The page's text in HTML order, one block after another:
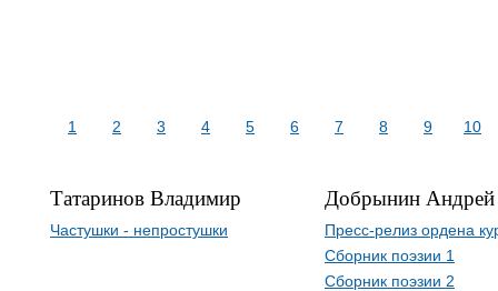
1 2 3 4 5 6 7 8 9 10
Татаринов Владимир
Частушки - непростушки
Добрынин Андрей
Пресс-релиз ордена
Сборник поэзии 1
Сборник поэзии 2